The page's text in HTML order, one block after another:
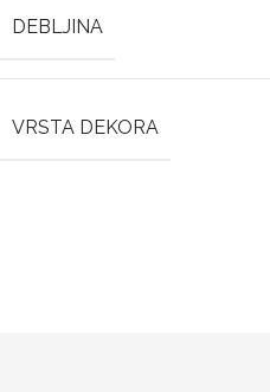
DEBLJINA
VRSTA DEKORA